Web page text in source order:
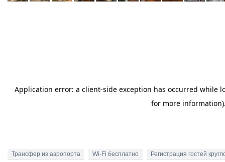
Трансфер из аэропорта Wi-Fi бесплатно Регистрация гостей